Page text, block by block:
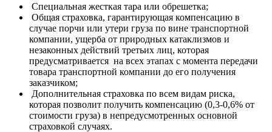
Специальная жесткая тара или обрешетка;
Общая страховка, гарантирующая компенсацию в
случае порчи или утери груза по вине транспортной
компании, ущерба от природных катаклизмов и
незаконных действий третьих лиц, которая
предусматривается на всех этапах с момента передачи
товара транспортной компании до его получения
заказчиком;
Дополнительная страховка по всем видам риска,
которая позволит получить компенсацию (0,3-0,6% от
стоимости груза) в непредусмотренных основной
страховкой случаях.